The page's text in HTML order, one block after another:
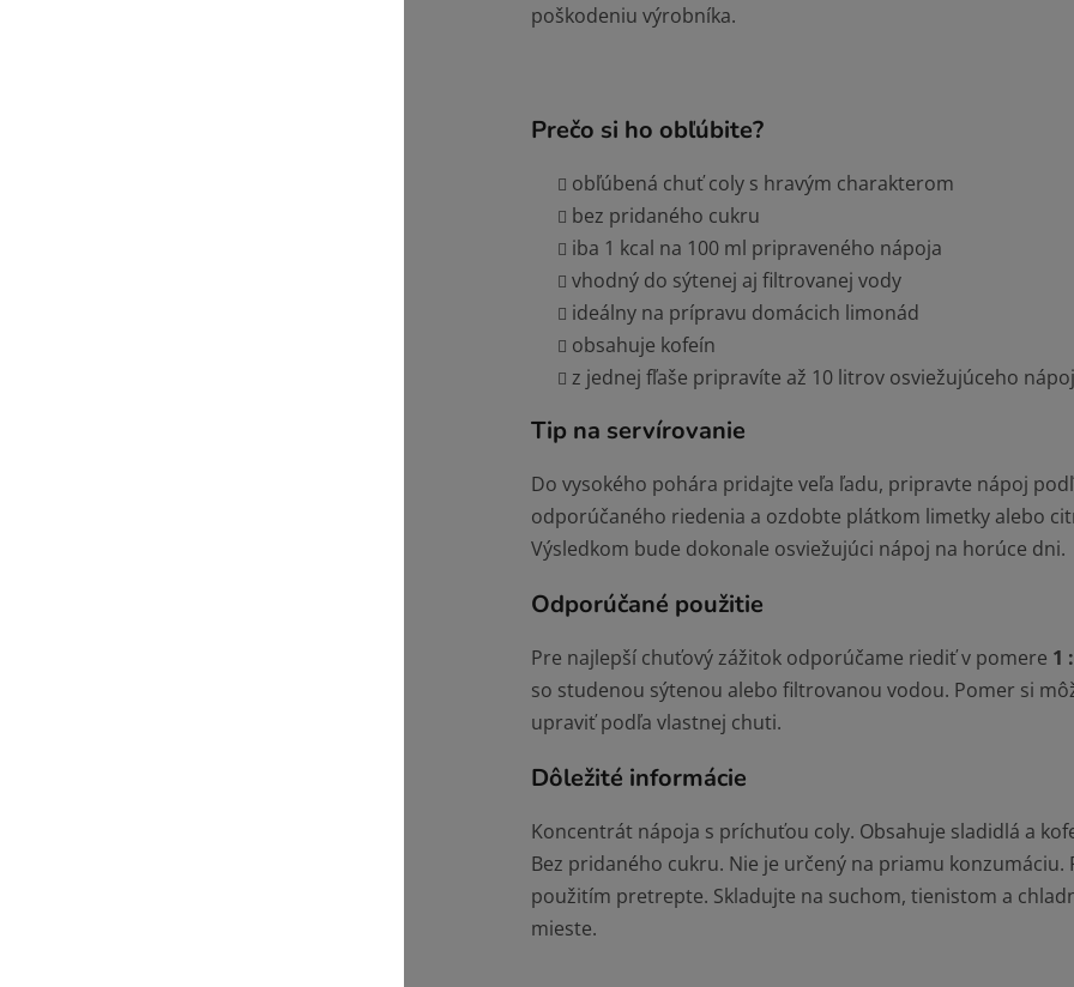
poškodeniu výrobníka.
Prečo si ho obľúbite?
obľúbená chuť coly s hravým charakterom
bez pridaného cukru
iba 1 kcal na 100 ml pripraveného nápoja
vhodný do sýtenej aj filtrovanej vody
ideálny na prípravu domácich limonád
obsahuje kofeín
z jednej fľaše pripravíte až 10 litrov osviežujúceho
Tip na servírovanie
Do vysokého pohára pridajte veľa ľadu, pripravte nápoj
odporúčaného riedenia a ozdobte plátkom limetky alebo
Výsledkom bude dokonale osviežujúci nápoj na horúce dni.
Odporúčané použitie
Pre najlepší chuťový zážitok odporúčame riediť v pomere 1
so studenou sýtenou alebo filtrovanou vodou. Pomer si
upraviť podľa vlastnej chuti.
Dôležité informácie
Koncentrát nápoja s príchuťou coly. Obsahuje sladidlá a
Bez pridaného cukru. Nie je určený na priamu konzumáciu.
použitím pretrepte. Skladujte na suchom, tienistom a
mieste.